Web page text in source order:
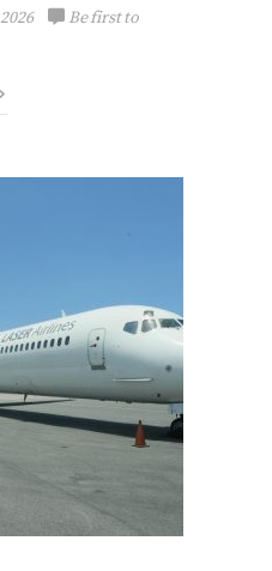
Be first to